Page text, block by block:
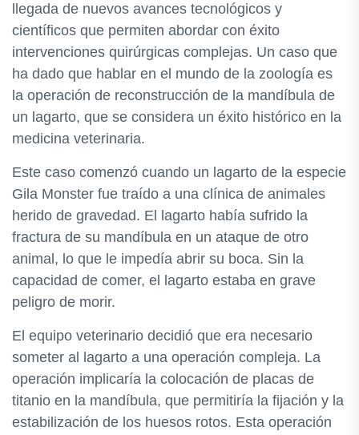
llegada de nuevos avances tecnológicos y
científicos que permiten abordar con éxito
intervenciones quirúrgicas complejas. Un caso que
ha dado que hablar en el mundo de la zoología es
la operación de reconstrucción de la mandíbula de
un lagarto, que se considera un éxito histórico en la
medicina veterinaria.
Este caso comenzó cuando un lagarto de la especie
Gila Monster fue traído a una clínica de animales
herido de gravedad. El lagarto había sufrido la
fractura de su mandíbula en un ataque de otro
animal, lo que le impedía abrir su boca. Sin la
capacidad de comer, el lagarto estaba en grave
peligro de morir.
El equipo veterinario decidió que era necesario
someter al lagarto a una operación compleja. La
operación implicaría la colocación de placas de
titanio en la mandíbula, que permitiría la fijación y la
estabilización de los huesos rotos. Esta operación